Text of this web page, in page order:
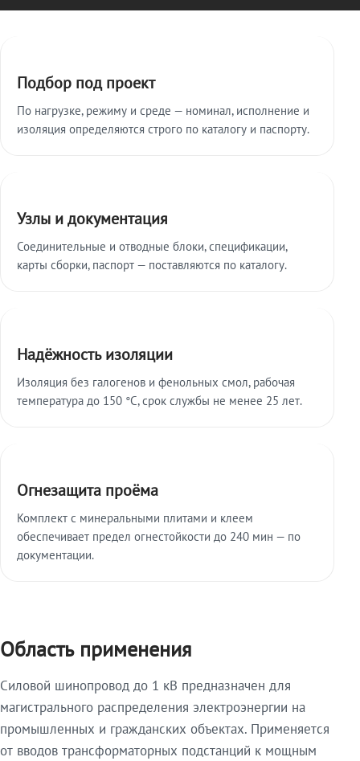
Подбор под проект
По нагрузке, режиму и среде — номинал, исполнение и
изоляция определяются строго по каталогу и паспорту.
Узлы и документация
Соединительные и отводные блоки, спецификации,
карты сборки, паспорт — поставляются по каталогу.
Надёжность изоляции
Изоляция без галогенов и фенольных смол, рабочая
температура до 150 °C, срок службы не менее 25 лет.
Огнезащита проёма
Комплект с минеральными плитами и клеем
обеспечивает предел огнестойкости до 240 мин — по
документации.
Область применения
Силовой шинопровод до 1 кВ предназначен для
магистрального распределения электроэнергии на
промышленных и гражданских объектах. Применяется
от вводов трансформаторных подстанций к мощным